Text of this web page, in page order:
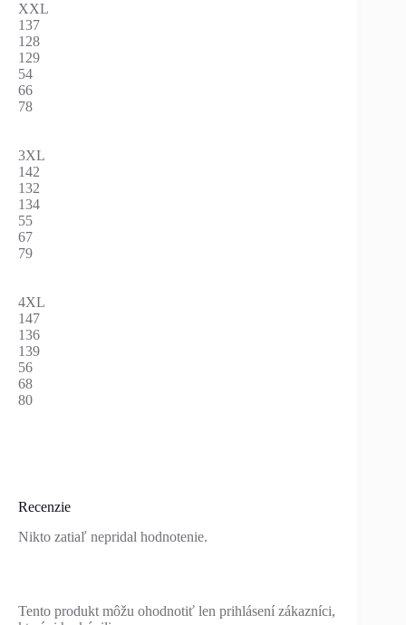
XXL
137
128
129
54
66
78
3XL
142
132
134
55
67
79
4XL
147
136
139
56
68
80
Recenzie
Nikto zatiaľ nepridal hodnotenie.
Tento produkt môžu ohodnotiť len prihlásení zákazníci,